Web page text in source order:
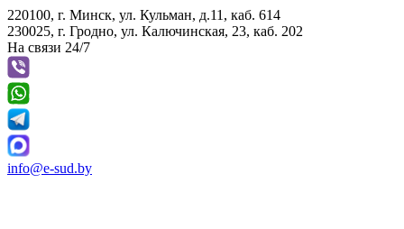
220100, г. Минск, ул. Кульман, д.11, каб. 614
230025, г. Гродно, ул. Калючинская, 23, каб. 202
На связи 24/7
info@e-sud.by